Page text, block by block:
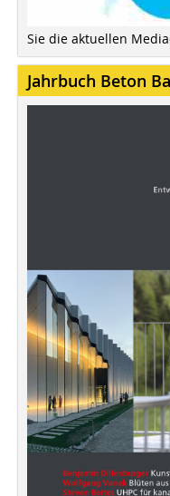
Sie die aktuellen
Jahrbuch Beton